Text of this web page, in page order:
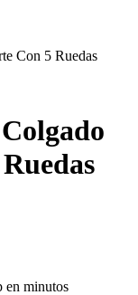
en minutos